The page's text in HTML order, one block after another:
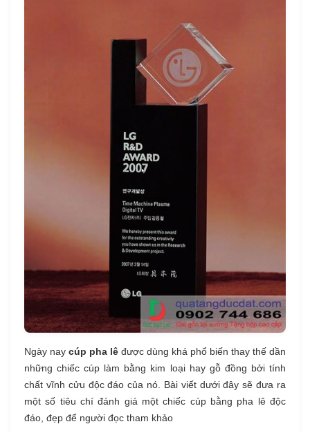
Ngày nay cúp pha lê được dùng khá phổ biến thay thế dần
những chiếc cúp làm bằng kim loại hay gỗ đồng bởi tính
chất vĩnh cửu độc đáo của nó. Bài viết dưới đây sẽ đưa ra
một số tiêu chí đánh giá một chiếc cúp bằng pha lê độc
đáo, đẹp để người đọc tham khảo